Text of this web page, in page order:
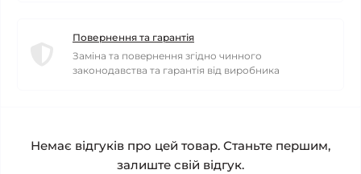
Повернення та гарантія
Заміна та повернення згідно чинного
законодавства та гарантія від виробника
Немає відгуків про цей товар. Станьте першим,
залиште свій відгук.